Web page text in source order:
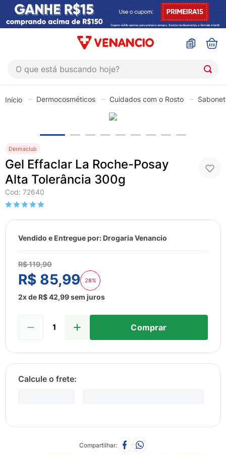
O que está buscando hoje?
Dermocosméticos Cuidados com o Rosto
Dermaclub
Gel Effaclar La Roche-Posay
Alta Tolerância 300g
Cod: 72640
Vendido e Entregue por: Drogaria Venancio
R$119,90
R$ 85,99 28%
2x de R$42,99sem juros
Comprar
Compartilhar
1º
coristina
admuc
5º
protetor solar